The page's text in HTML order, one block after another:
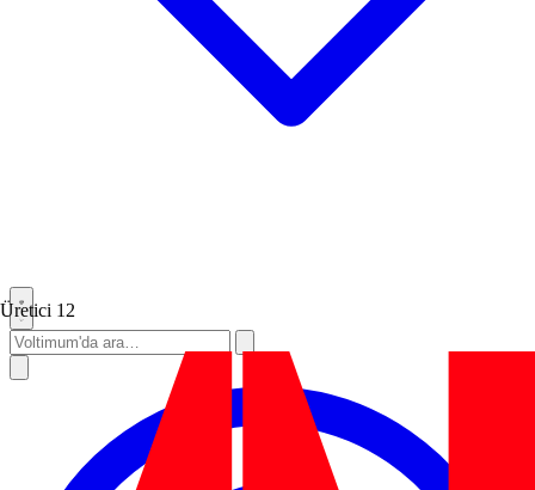
Üretici 12